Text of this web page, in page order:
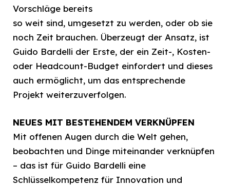
Vorschläge bereits
so weit sind, umgesetzt zu werden, oder ob sie
noch Zeit brauchen. Überzeugt der Ansatz, ist
Guido Bardelli der Erste, der ein Zeit-, Kosten-
oder Headcount-Budget einfordert und dieses
auch ermöglicht, um das entsprechende
Projekt weiterzuverfolgen.
NEUES MIT BESTEHENDEM VERKNÜPFEN
Mit offenen Augen durch die Welt gehen,
beobachten und Dinge miteinander verknüpfen
– das ist für Guido Bardelli eine
Schlüsselkompetenz für Innovation und